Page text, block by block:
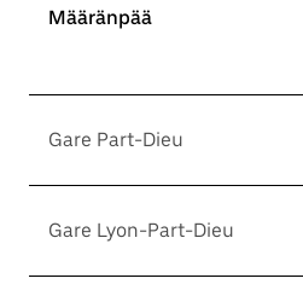
Määränpää
Gare Part-Dieu
Gare Lyon-Part-Dieu